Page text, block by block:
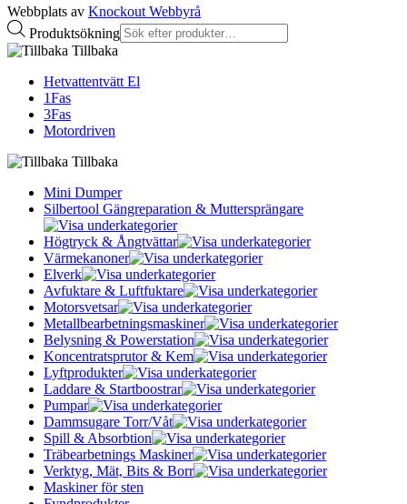
Webbplats av Knockout Webbyrå
Produktsökning
Tillbaka
Hetvattentvätt El
1Fas
3Fas
Motordriven
Tillbaka
Mini Dumper
Silbertool Gängreparation & Muttersprängare
Högtryck & Ångtvättar
Värmekanoner
Elverk
Avfuktare & Luftfuktare
Motorsvetsar
Metallbearbetningsmaskiner
Belysning & Powerstation
Koncentratsprutor & Kem
Lyftprodukter
Laddare & Startboostrar
Pumpar
Dammsugare Torr/Våt
Spill & Absorbtion
Träbearbetnings Maskiner
Verktyg, Mät, Bits & Borr
Maskiner för sten